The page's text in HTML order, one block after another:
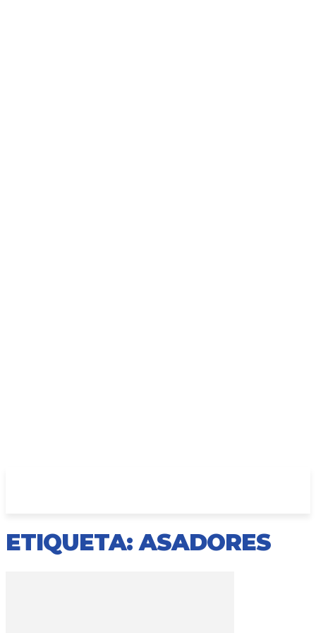
ETIQUETA: ASADORES